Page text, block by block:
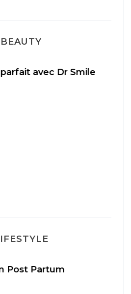
BEAUTY
avec Dr Smile